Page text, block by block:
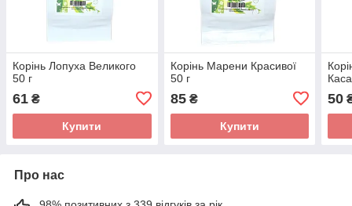
Корінь Лопуха Великого
50 г
61 ₴
Купити
Корінь Марени Красивої
50 г
85₴
Купити
50
Про нас